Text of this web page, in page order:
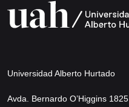
Universidad Alberto Hurtado
Avda. Bernardo O’Higgins 1825